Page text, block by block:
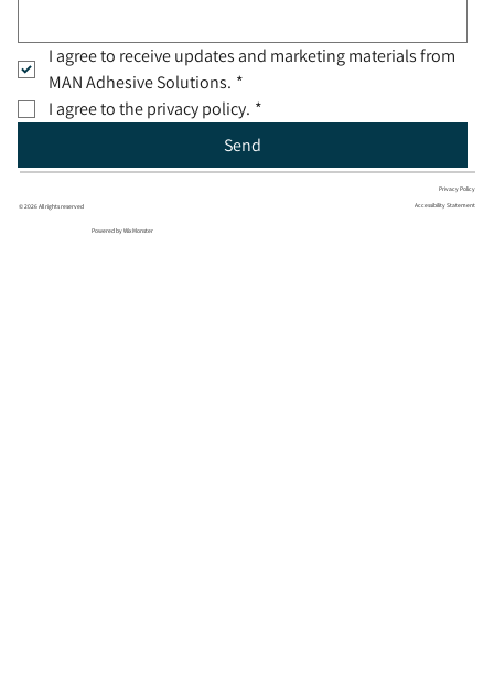
I agree to receive updates and marketing materials from
MAN Adhesive Solutions. *
I agree to the privacy policy. *
Send
© 2026 All rights reserved
Privacy Policy
Accessibility Statement
Powered by Wix Monster